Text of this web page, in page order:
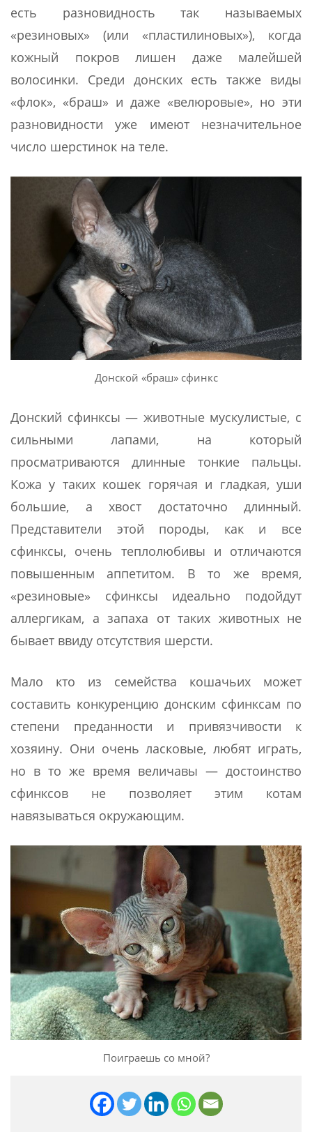
есть разновидность так называемых
«резиновых» (или «пластилиновых»), когда
кожный покров лишен даже малейшей
волосинки. Среди донских есть также виды
«флок», «браш» и даже «велюровые», но эти
разновидности уже имеют незначительное
число шерстинок на теле.
Донской «браш» сфинкс
Донский сфинксы — животные мускулистые, с
сильными лапами, на который
просматриваются длинные тонкие пальцы.
Кожа у таких кошек горячая и гладкая, уши
большие, а хвост достаточно длинный.
Представители этой породы, как и все
сфинксы, очень теплолюбивы и отличаются
повышенным аппетитом. В то же время,
«резиновые» сфинксы идеально подойдут
аллергикам, а запаха от таких животных не
бывает ввиду отсутствия шерсти.
Мало кто из семейства кошачьих может
составить конкуренцию донским сфинксам по
степени преданности и привязчивости к
хозяину. Они очень ласковые, любят играть,
но в то же время величавы — достоинство
сфинксов не позволяет этим котам
навязываться окружающим.
Поиграешь со мной?